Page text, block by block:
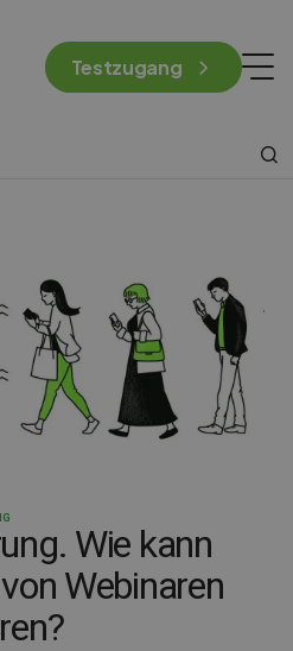
Testzugang
Wie kann
Webinaren